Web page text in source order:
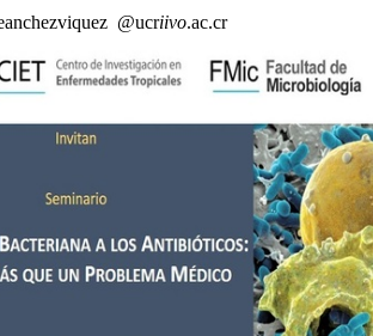
anchezviquez @ucriivo.ac.cr